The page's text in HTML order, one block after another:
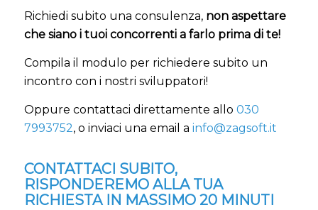
Richiedi subito una consulenza, non aspettare
che siano i tuoi concorrenti a farlo prima di te!
Compila il modulo per richiedere subito un
incontro con i nostri sviluppatori!
Oppure contattaci direttamente allo 030
7993752, o inviaci una email a info@zagsoft.it
CONTATTACI SUBITO,
RISPONDEREMO ALLA TUA
RICHIESTA IN MASSIMO 20 MINUTI